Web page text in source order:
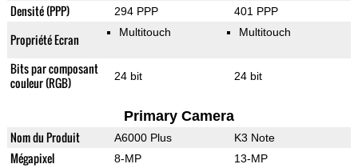
Densité (PPP) 294 PPP 401 PPP
Propriété Ecran Multitouch Multitouch
Bits par composant
couleur (RGB)
24 bit 24 bit
Primary Camera
Nom du Produit A6000 Plus K3 Note
Mégapixel 8-MP 13-MP